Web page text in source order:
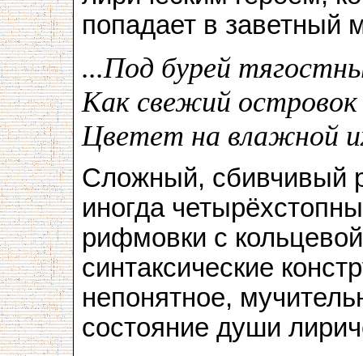
попадает в заветный
...Под бурей
Как свежий островок
Цветет на влажной
Сложный, сбивчивый
иногда
рифмовки с
синтаксические
непонятное,
состояние души